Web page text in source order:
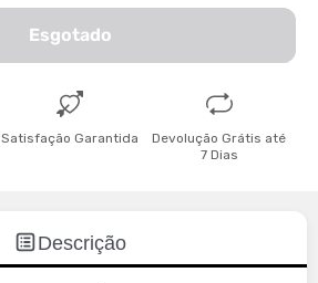
Esgotado
Satisfação Garantida
Devolução Grátis até
7 Dias
Descrição